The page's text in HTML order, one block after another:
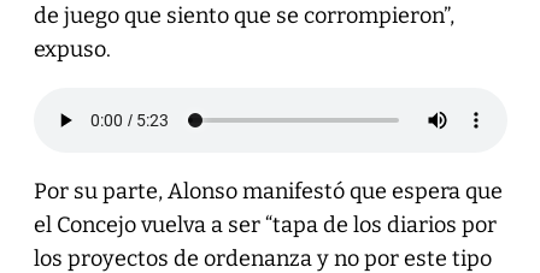
de juego que siento que se corrompieron”,
expuso.
Por su parte, Alonso manifestó que espera que
el Concejo vuelva a ser “tapa de los diarios por
los proyectos de ordenanza y no por este tipo